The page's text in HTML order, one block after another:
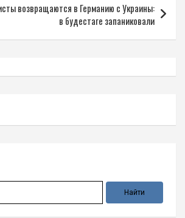
возвращаются в Германию с Украины:
в будестаге запаниковали